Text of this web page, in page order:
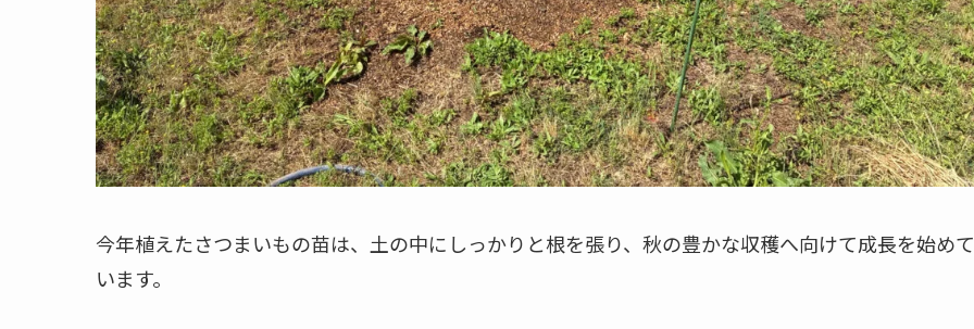
今年植えたさつまいもの苗は、土の中にしっかりと根を張り、秋の豊かな収穫へ向けて成長を始めて
います。